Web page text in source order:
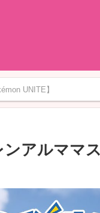
UNITE】
ンアルママ